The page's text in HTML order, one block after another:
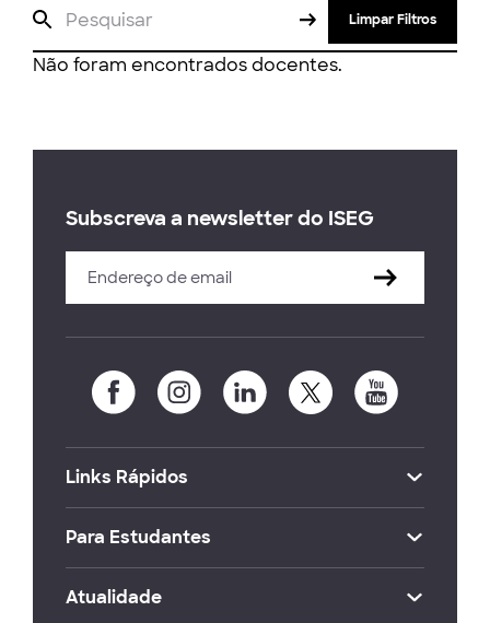
Limpar Filtros
Não foram encontrados docentes.
Subscreva a newsletter do ISEG
Links Rápidos
Para Estudantes
Atualidade